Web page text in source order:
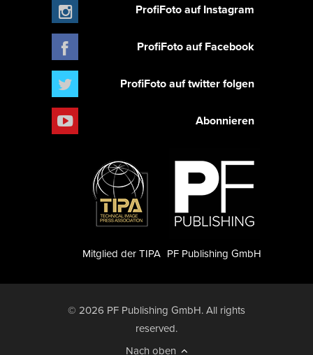
ProfiFoto auf Instagram
ProfiFoto auf Facebook
ProfiFoto auf twitter folgen
Abonnieren
PF Publishing GmbH
Mitglied der TIPA
© 2026 PF Publishing GmbH. All rights
reserved.
Nach oben